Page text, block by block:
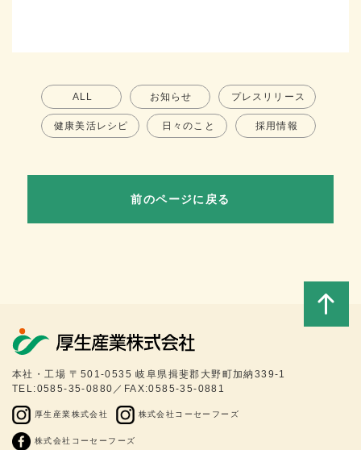
ALL お知らせ プレスリリース
健康美活レシピ 日々のこと 採用情報
前のページに戻る
本社・工場 〒501-0535 岐阜県揖斐郡大野町加納339-1
TEL:0585-35-0880／FAX:0585-35-0881
厚生産業株式会社 株式会社コーセーフーズ
株式会社コーセーフーズ